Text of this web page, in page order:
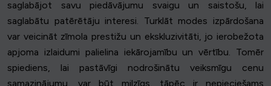
saglabājot savu piedāvājumu svaigu un saistošu, lai
saglabātu patērētāju interesi. Turklāt modes izpārdošana
var veicināt zīmola prestižu un ekskluzivitāti, jo ierobežota
apjoma izlaidumi palielina iekārojamību un vērtību. Tomēr
spiediens, lai pastāvīgi nodrošinātu veiksmīgu cenu
samazinājumu, var būt milzīgs, tāpēc ir nepieciešams